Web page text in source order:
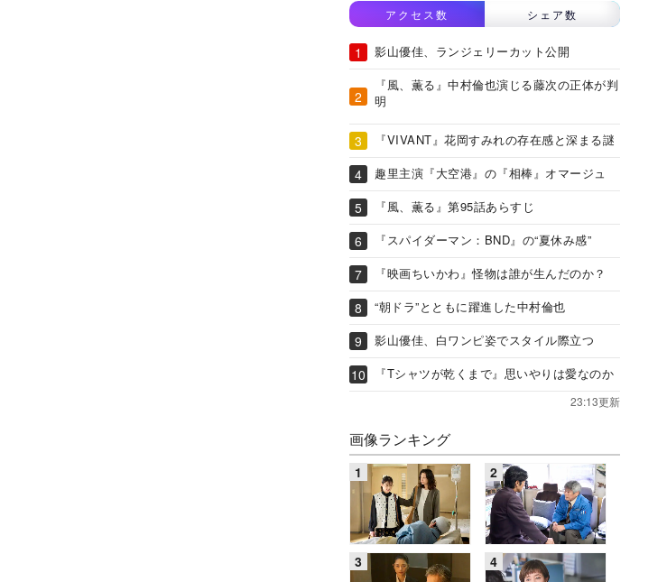
アクセス数 シェア数
影山優佳、ランジェリーカット公開
『風、薫る』中村倫也演じる藤次の正体が判
明
『VIVANT』花岡すみれの存在感と深まる謎
趣里主演『大空港』の『相棒』オマージュ
『風、薫る』第95話あらすじ
『スパイダーマン：BND』の“夏休み感”
『映画ちいかわ』怪物は誰が生んだのか？
“朝ドラ”とともに躍進した中村倫也
影山優佳、白ワンピ姿でスタイル際立つ
『Tシャツが乾くまで』思いやりは愛なのか
23:13更新
画像ランキング